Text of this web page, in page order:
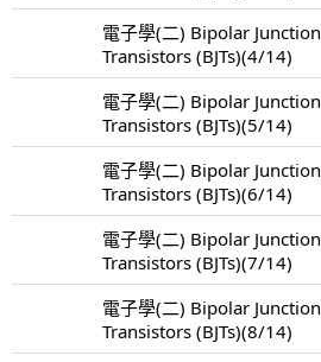
電子學(二) Bipolar Junction
Transistors (BJTs)(4/14)
電子學(二) Bipolar Junction
Transistors (BJTs)(5/14)
電子學(二) Bipolar Junction
Transistors (BJTs)(6/14)
電子學(二) Bipolar Junction
Transistors (BJTs)(7/14)
電子學(二) Bipolar Junction
Transistors (BJTs)(8/14)